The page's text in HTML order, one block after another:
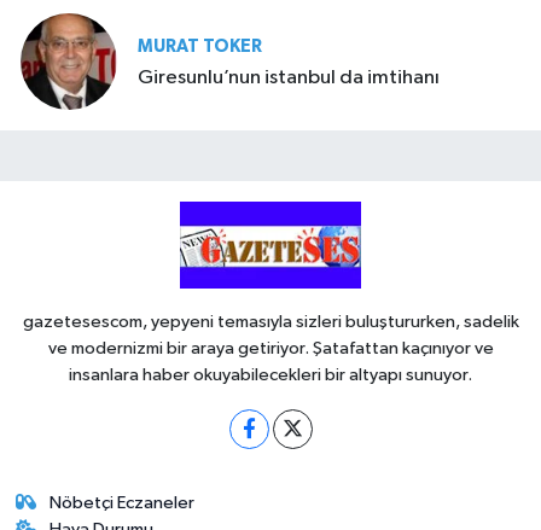
MURAT TOKER
Giresunlu’nun istanbul da imtihanı
gazetesescom, yepyeni temasıyla sizleri buluştururken, sadelik
ve modernizmi bir araya getiriyor. Şatafattan kaçınıyor ve
insanlara haber okuyabilecekleri bir altyapı sunuyor.
Nöbetçi Eczaneler